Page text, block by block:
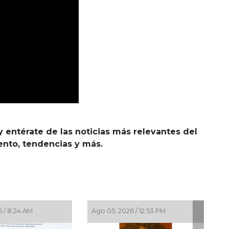
entérate de las noticias más relevantes del
tendencias y más.
/ 8:24 AM Ago 05, 2026 / 12:53 PM